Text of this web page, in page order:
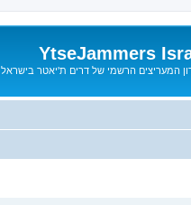
YtseJammers
המעריצים הרשמי של דרים ת'יאטר בישראל